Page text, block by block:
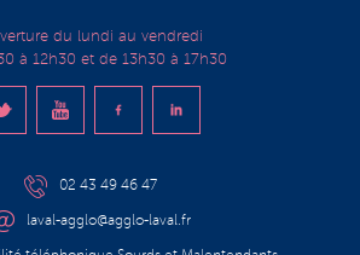
du lundi au vendredi
à 12h30 et de 13h30 à 17h30
02 43 49 46 47
laval-agglo@agglo-laval.fr